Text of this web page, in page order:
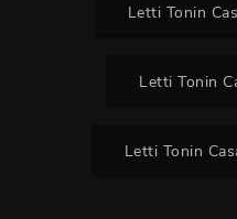
Letti Tonin
Letti Tonin
Letti Tonin